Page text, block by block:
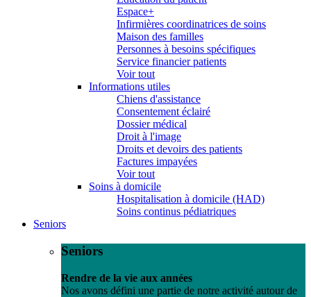
Espace+
Infirmières coordinatrices de soins
Maison des familles
Personnes à besoins spécifiques
Service financier patients
Voir tout
Informations utiles
Chiens d'assistance
Consentement éclairé
Dossier médical
Droit à l'image
Droits et devoirs des patients
Factures impayées
Voir tout
Soins à domicile
Hospitalisation à domicile (HAD)
Soins continus pédiatriques
Seniors
Seniors
Rendre de la vie aux années
Nos avons défini une partie de notre activité autour de